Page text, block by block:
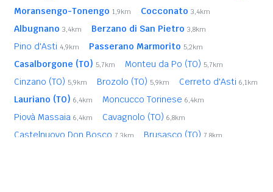
Moransengo-Tonengo 1,9km Cocconato 3,4km
Albugnano 3,4km Berzano di San Pietro 3,8km
Pino d'Asti 4,9km Passerano Marmorito 5,2km
Casalborgone (TO) 5,7km Monteu da Po (TO) 5,7km
Cinzano (TO) 5,9km Brozolo (TO) 5,9km Cerreto d'Asti 6,1km
Lauriano (TO) 6,4km Moncucco Torinese 6,4km
Piovà Massaia 6,4km Cavagnolo (TO) 6,8km
Castelnuovo Don Bosco 7,3km Brusasco (TO) 7,8km